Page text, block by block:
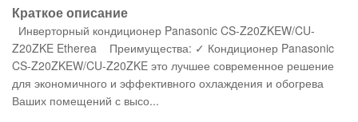
Краткое описание
Инверторный кондиционер Panasonic CS-Z20ZKEW/CU-
Z20ZKE Etherea Преимущества: ✓ Кондиционер Panasonic
CS-Z20ZKEW/CU-Z20ZKE это лучшее современное решение
для экономичного и эффективного охлаждения и обогрева
Ваших помещений с высо...